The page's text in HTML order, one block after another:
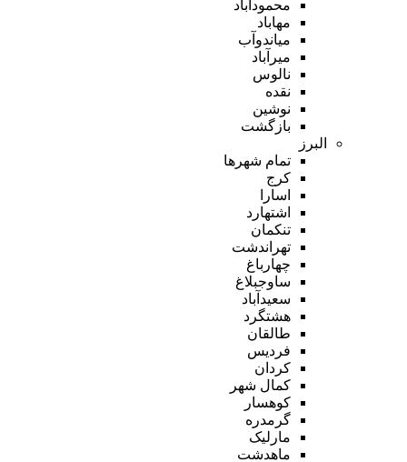
محمودآباد
مهاباد
میاندوآب
میرآباد
نالوس
نقده
نوشین
بازگشت
البرز
تمام شهر‌ها
کرج
اسارا
اشتهارد
تنکمان
تهراندشت
چهارباغ
ساوجبلاغ
سعیدآباد
هشتگرد
طالقان
فردیس
کردان
کمال شهر
کوهسار
گرمدره
مارلیک
ماهدشت